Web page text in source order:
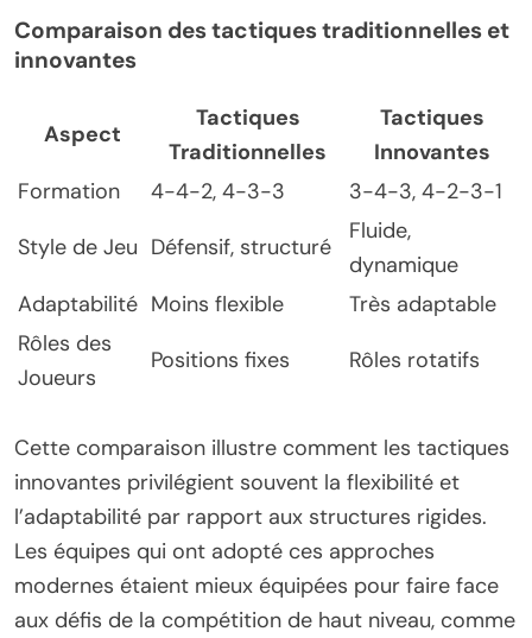
Comparaison des tactiques traditionnelles et
innovantes
Aspect
Tactiques
Traditionnelles
Tactiques
Innovantes
Formation
4-4-2, 4-3-3
3-4-3, 4-2-3-1
Style de Jeu Défensif, structuré
Fluide,
dynamique
Adaptabilité Moins flexible
Très adaptable
Rôles des
Joueurs
Positions fixes Rôles rotatifs
Cette comparaison illustre comment les tactiques
innovantes privilégient souvent la flexibilité et
l’adaptabilité par rapport aux structures rigides.
Les équipes qui ont adopté ces approches
modernes étaient mieux équipées pour faire face
aux défis de la compétition de haut niveau, comme